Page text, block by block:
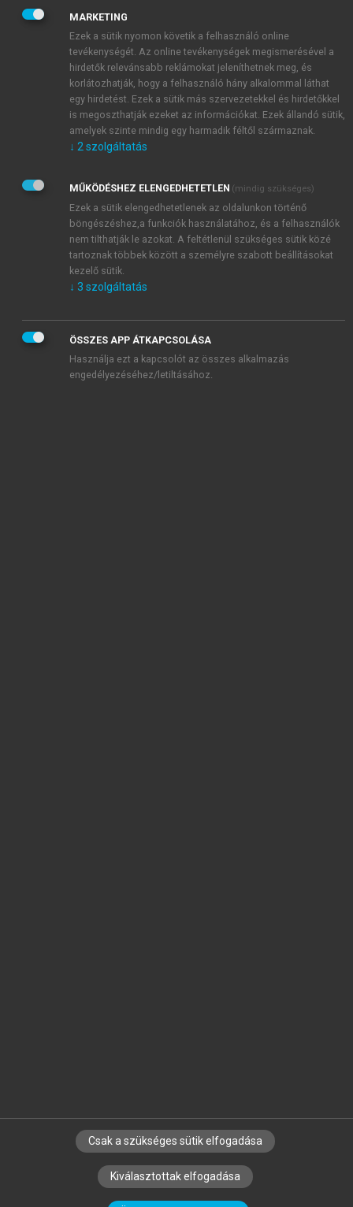
JELSZÓ
JELSZÓ ÚJRA
Kérek értesítést a MeRSZ újdonságairól, akcióiról.
Kérek értesítést az Akadémiai Kiadó Zrt. újdonságairól,
Adatkezelési tájékoztatóbanfoglaltakat tudomásul
veszem és elfogadom.
Általános vásárlási feltételeket, valamint a szotar.netés a
mersz.huoldalak licencszerződéseiben foglaltakat
tudomásul veszem és elfogadom.
KIPRÓBÁLOM
SZERZŐKNEK CÉGEKNEK KÖNYVTÁROSOKNAK
SZERKESZTÉSI ÉS LEKTORÁLÁSI ALAPELVEK
MARKETING
Ezek a sütik nyomon követik a felhasználó online
tevékenységét. Az online tevékenységek megismerésével a
hirdetők relevánsabb reklámokat jeleníthetnek meg, és
korlátozhatják, hogy a felhasználó hány alkalommal láthat
egy hirdetést. Ezek a sütik más szervezetekkel és hirdetőkkel
is megoszthatják ezeket az információkat. Ezek állandó sütik,
amelyek szinte mindig egy harmadik féltől származnak.
↓ 2 szolgáltatás
MŰKÖDÉSHEZ ELENGEDHETETLEN (mindig szükséges)
Ezek a sütik elengedhetetlenek az oldalunkon történő
böngészéshez,a funkciók használatához, és a felhasználók
nem tilthatják le azokat. A feltétlenül szükséges sütik közé
tartoznak többek között a személyre szabott beállításokat
kezelő sütik.
↓ 3 szolgáltatás
ÖSSZES APP ÁTKAPCSOLÁSA
Használja ezt a kapcsolót az összes alkalmazás
engedélyezéséhez/letiltásához.
Csak a szükséges sütik elfogadása
Kiválasztottak elfogadása